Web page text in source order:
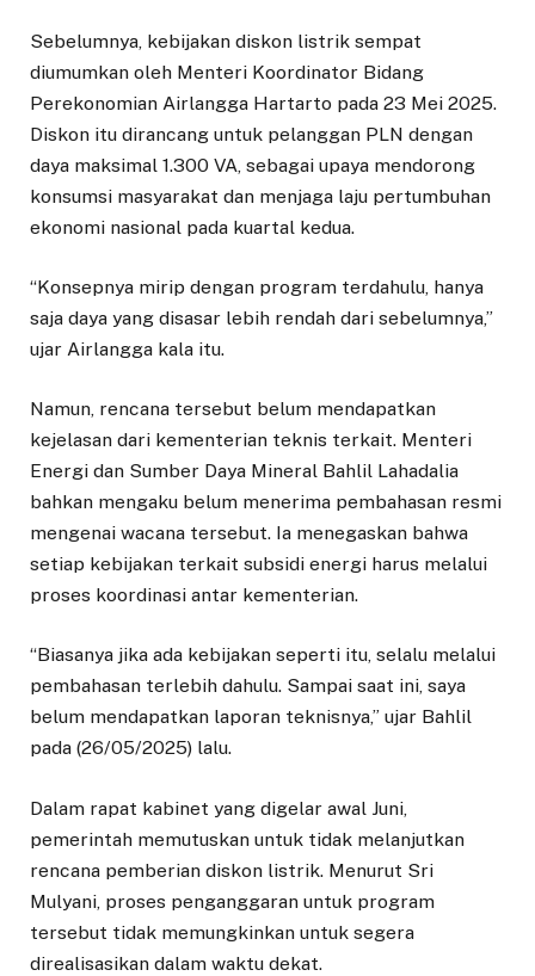
Sebelumnya, kebijakan diskon listrik sempat
diumumkan oleh Menteri Koordinator Bidang
Perekonomian Airlangga Hartarto pada 23 Mei 2025.
Diskon itu dirancang untuk pelanggan PLN dengan
daya maksimal 1.300 VA, sebagai upaya mendorong
konsumsi masyarakat dan menjaga laju pertumbuhan
ekonomi nasional pada kuartal kedua.
“Konsepnya mirip dengan program terdahulu, hanya
saja daya yang disasar lebih rendah dari sebelumnya,”
ujar Airlangga kala itu.
Namun, rencana tersebut belum mendapatkan
kejelasan dari kementerian teknis terkait. Menteri
Energi dan Sumber Daya Mineral Bahlil Lahadalia
bahkan mengaku belum menerima pembahasan resmi
mengenai wacana tersebut. Ia menegaskan bahwa
setiap kebijakan terkait subsidi energi harus melalui
proses koordinasi antar kementerian.
“Biasanya jika ada kebijakan seperti itu, selalu melalui
pembahasan terlebih dahulu. Sampai saat ini, saya
belum mendapatkan laporan teknisnya,” ujar Bahlil
pada (26/05/2025) lalu.
Dalam rapat kabinet yang digelar awal Juni,
pemerintah memutuskan untuk tidak melanjutkan
rencana pemberian diskon listrik. Menurut Sri
Mulyani, proses penganggaran untuk program
tersebut tidak memungkinkan untuk segera
direalisasikan dalam waktu dekat.